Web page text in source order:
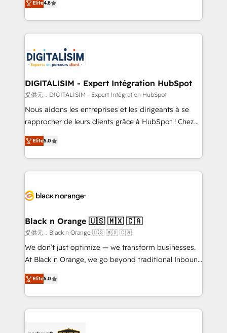
CRM, Solutions Architecture, Onboarding , Data
Migration, Custom Integration & Platform
team of 25+ experts Contact us today to help you
get more from your investment in HubSpot.
maximizing EBITDA and achieving Commercial
Excellence. With our targeted processes, we
strengthen your digital transformation and minimize
Implementation partner, we provide expertise to
drive your business forward. Since 2015 we are fully
dedicated to HubSpot and with an experienced
team (50+), we work with reputable companies in
B2B sectors such as manufacturing, SaaS and
business services. We prepare a customized
impact of your digital transformation, including a
detailed financial rationale with a focus on ROI and
embark on a transformational journey that sets your
business up for long-term success. Unlock your
business. If not now, when?
Elite4.8
DIGITALISIM - Expert Intégration HubSpot
提供元：DIGITALISIM - Expert Intégration HubSpot
Nous aidons les entreprises et les dirigeants à se
rapprocher de leurs clients grâce à HubSpot ! Chez
DIGITALISIM, nous avons l'intime conviction que la
réussite des entreprises passe par l’innovation web,
le marketing digital, et la relation client ! C'est
pourquoi, nos experts sont à la fois capables de
référencement, votre stratégie digitale et le pilotage
projet HubSpot avec DIGITALISIM : 🧽 Nettoyage,
migration et intégration des bases de données. 🚀
Développement des interfaces avec vos logiciels
métiers ⚙️ Configuration de la plateforme HubSpot
Book Process & Guidelines utilisateurs 🎓
Formations des utilisateurs
Elite5.0
Black n Orange 🇺🇸 🇲🇽 🇨🇦
提供元：Black n Orange 🇺🇸 🇲🇽 🇨🇦
We don’t just optimize — we transform businesses.
At Black n Orange, we go beyond traditional Inbound
Marketing with our exclusive methodologies:
BOOMS and BOOST. Together, they form a powerful
combination that has driven success for over 800
businesses worldwide. As Elite HubSpot Partners, we
Elite5.0